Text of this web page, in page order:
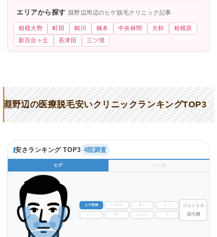
エリアから探す淵野辺周辺のヒゲ脱毛クリニック記事
相模大野 町田 鶴川 橋本 中央林間 大和
相模原
新百合ヶ丘
長津田 三ツ境
淵野辺の医療脱毛安いクリニックランキングTOP3
安さランキング TOP3 4院調査
ヒゲ その他
ヒゲ全体 3-4部位 鼻下 あご
あご下 もみあげ
ジェントル
脱毛機